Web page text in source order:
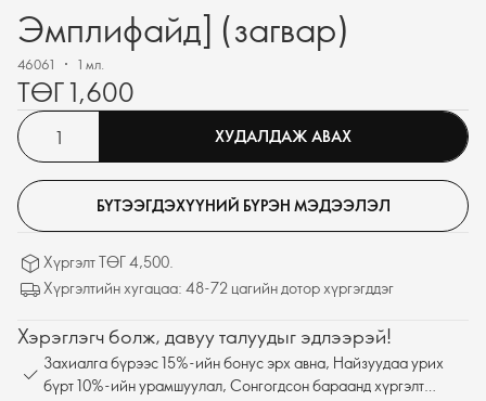
Эмплифайд] (загвар)
46061 1 мл.
ТӨГ 1,600
ХУДАЛДАЖ АВАХ
БҮТЭЭГДЭХҮҮНИЙ БҮРЭН МЭДЭЭЛЭЛ
Хүргэлт ТӨГ 4,500.
Хүргэлтийн хугацаа: 48-72 цагийн дотор хүргэгддэг
Хэрэглэгч болж, давуу талуудыг эдлээрэй!
Захиалга бүрээс 15%-ийн бонус эрх авна, Найзуудаа урих
бүрт 10%-ийн урамшуулал, Сонгогдсон бараанд хүргэлт